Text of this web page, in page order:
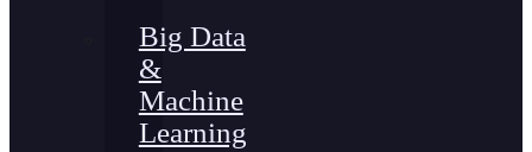
Big Data
&
Machine
Learning